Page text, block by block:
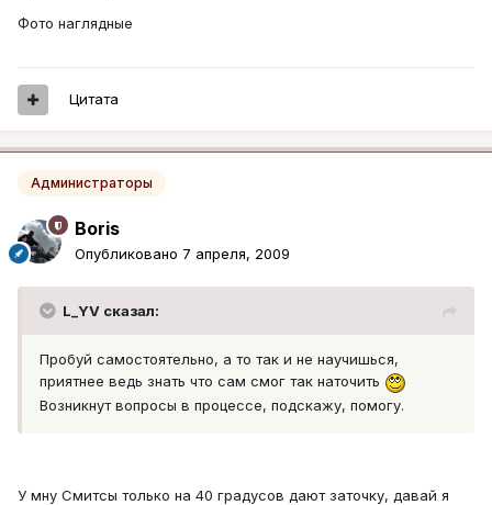
Фото наглядные
Цитата
Администраторы
Boris
Опубликовано 7 апреля, 2009
L_YV сказал:
Пробуй самостоятельно, а то так и не научишься,
приятнее ведь знать что сам смог так наточить
Возникнут вопросы в процессе, подскажу, помогу.
У мну Смитсы только на 40 градусов дают заточку, давай я